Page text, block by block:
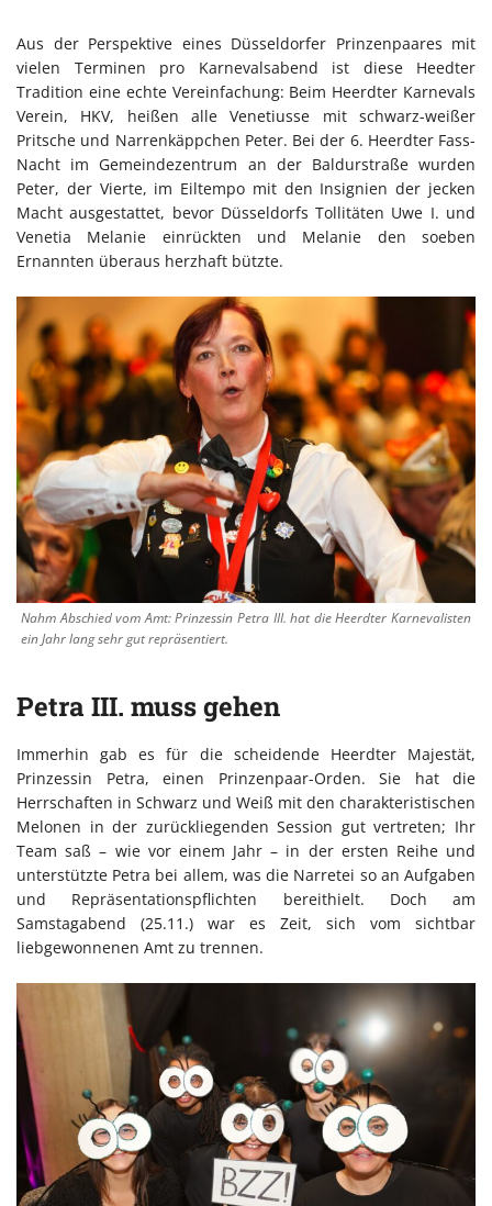
Aus der Perspektive eines Düsseldorfer Prinzenpaares mit
vielen Terminen pro Karnevalsabend ist diese Heedter
Tradition eine echte Vereinfachung: Beim Heerdter Karnevals
Verein, HKV, heißen alle Venetiusse mit schwarz-weißer
Pritsche und Narrenkäppchen Peter. Bei der 6. Heerdter Fass-
Nacht im Gemeindezentrum an der Baldurstraße wurden
Peter, der Vierte, im Eiltempo mit den Insignien der jecken
Macht ausgestattet, bevor Düsseldorfs Tollitäten Uwe I. und
Venetia Melanie einrückten und Melanie den soeben
Ernannten überaus herzhaft bützte.
Nahm Abschied vom Amt: Prinzessin Petra III. hat die Heerdter Karnevalisten
ein Jahr lang sehr gut repräsentiert.
Petra III. muss gehen
Immerhin gab es für die scheidende Heerdter Majestät,
Prinzessin Petra, einen Prinzenpaar-Orden. Sie hat die
Herrschaften in Schwarz und Weiß mit den charakteristischen
Melonen in der zurückliegenden Session gut vertreten; Ihr
Team saß – wie vor einem Jahr – in der ersten Reihe und
unterstützte Petra bei allem, was die Narretei so an Aufgaben
und Repräsentationspflichten bereithielt. Doch am
Samstagabend (25.11.) war es Zeit, sich vom sichtbar
liebgewonnenen Amt zu trennen.